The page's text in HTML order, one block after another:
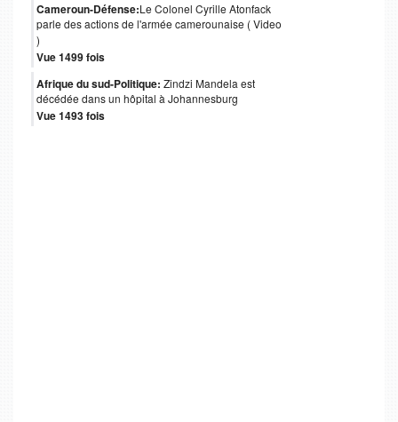
Cameroun-Défense:Le Colonel Cyrille Atonfack
parle des actions de l'armée camerounaise ( Video
)
Vue 1499 fois
Afrique du sud-Politique: Zindzi Mandela est
décédée dans un hôpital à Johannesburg
Vue 1493 fois